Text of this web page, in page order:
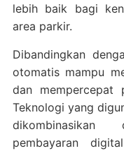
lebih baik bagi
area parkir.
Dibandingkan
otomatis mampu
dan mempercepat
Teknologi yang
pembayaran